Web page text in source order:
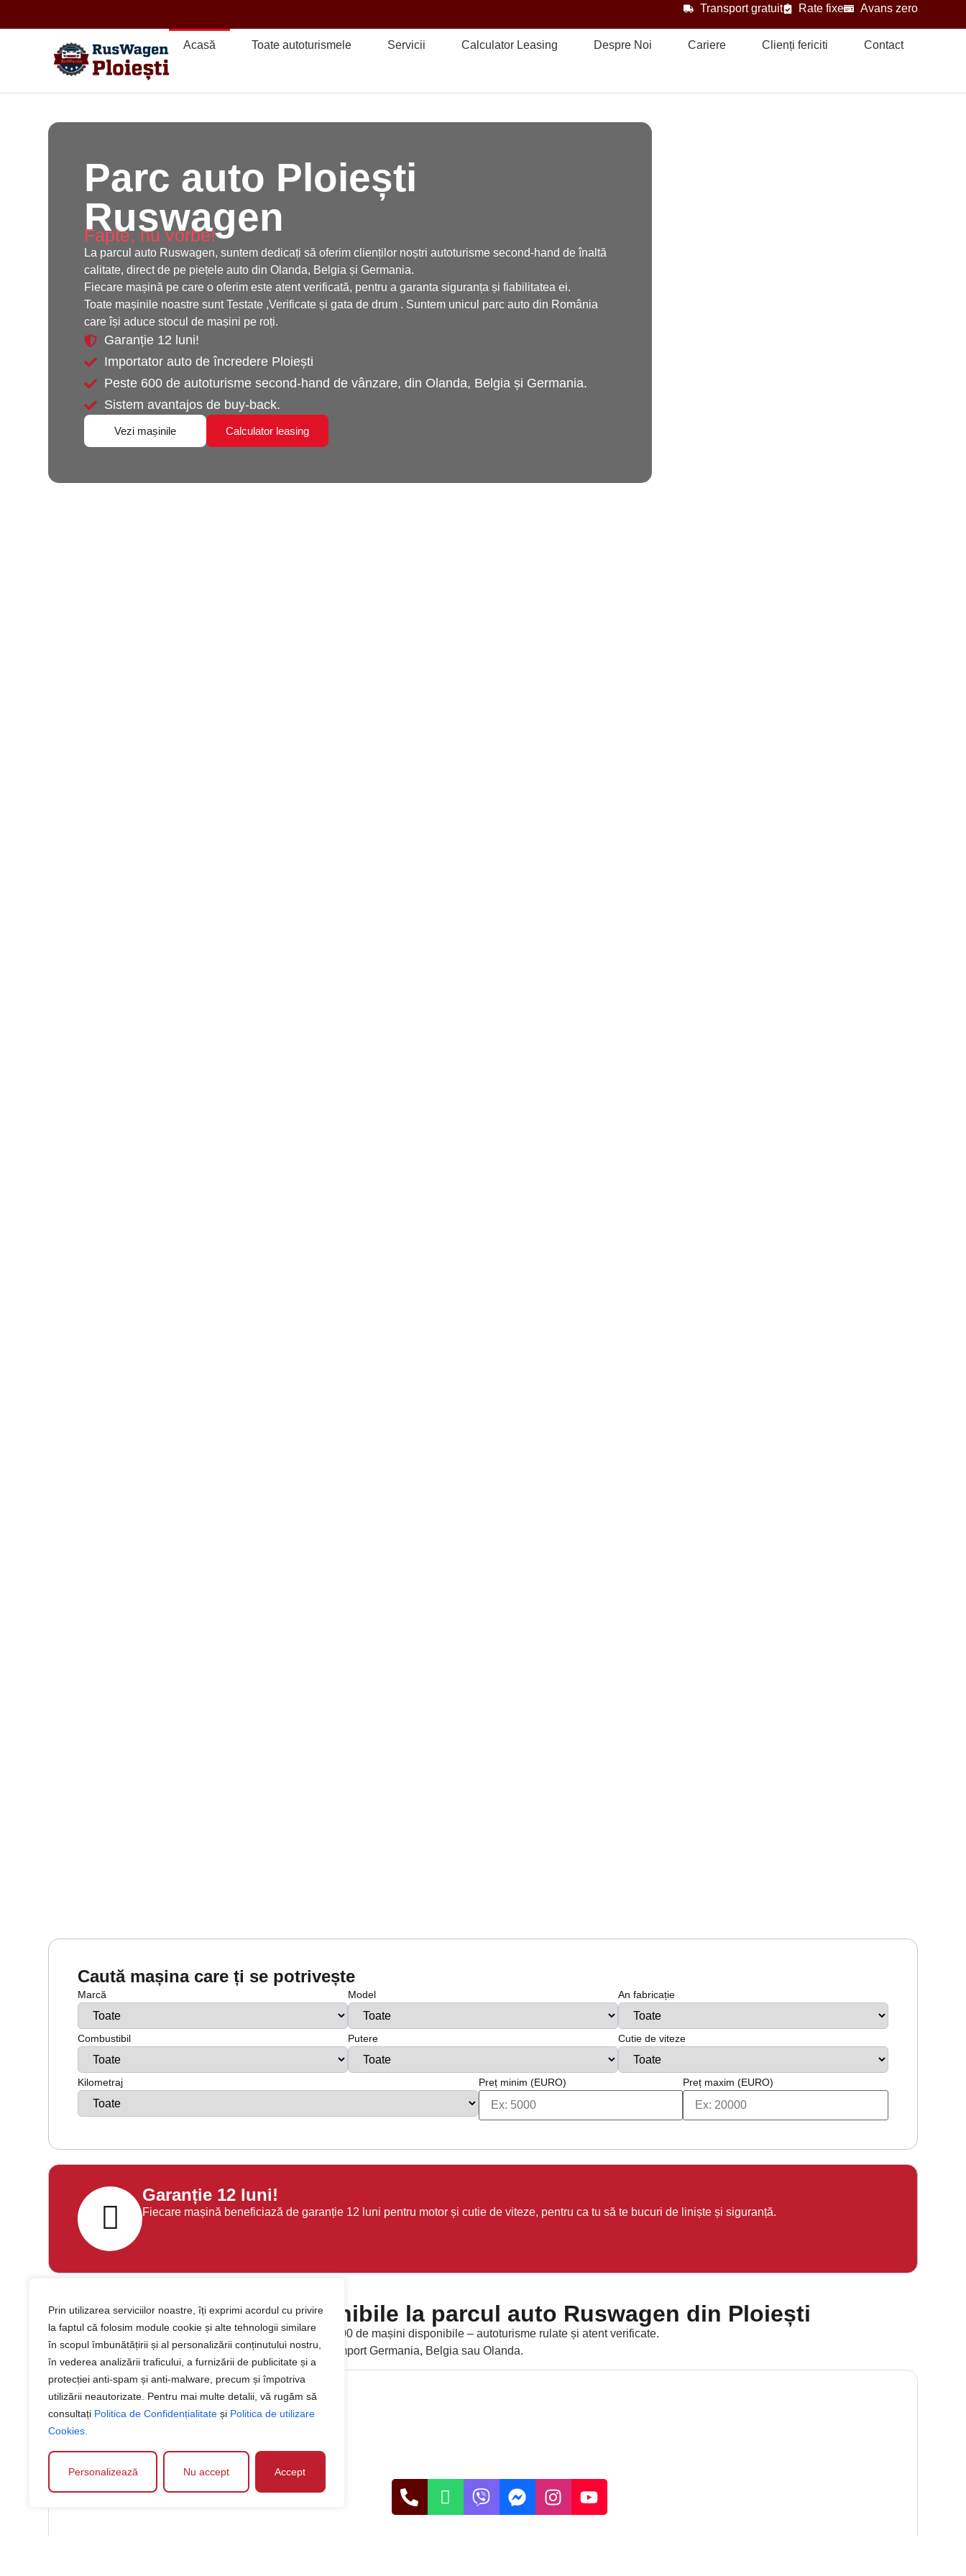
Prin utilizarea serviciilor noastre, îți exprimi acordul cu privire
la faptul că folosim module cookie și alte tehnologii similare
în scopul îmbunătățirii și al personalizării conținutului nostru,
în vederea analizării traficului, a furnizării de publicitate și a
protecției anti-spam și anti-malware, precum și împotriva
utilizării neautorizate. Pentru mai multe detalii, vă rugăm să
consultați Politica de Confidențialitate și Politica de utilizare
Cookies.
Personalizează Nu accept Accept
Transport gratuit Rate fixe Avans zero
Acasă Toate autoturismele Servicii Calculator Leasing Despre Noi Cariere Clienți fericiti Contact
Parc auto Ploiești
Ruswagen
Fapte, nu vorbe!
La parcul auto Ruswagen, suntem dedicați să oferim clienților noștri autoturisme second-hand de înaltă
calitate, direct de pe piețele auto din Olanda, Belgia și Germania.
Fiecare mașină pe care o oferim este atent verificată, pentru a garanta siguranța și fiabilitatea ei.
Toate mașinile noastre sunt Testate ,Verificate și gata de drum . Suntem unicul parc auto din România
care își aduce stocul de mașini pe roți.
Garanție 12 luni!
Importator auto de încredere Ploiești
Peste 600 de autoturisme second-hand de vânzare, din Olanda, Belgia și Germania.
Sistem avantajos de buy-back.
Vezi mașinile Calculator leasing
Caută mașina care ți se potrivește
Marcă Model An fabricație
Combustibil Putere Cutie de viteze
Kilometraj Preț minim (EURO) Preț maxim (EURO)
Garanție 12 luni!
Fiecare mașină beneficiază de garanție 12 luni pentru motor și cutie de viteze, pentru ca tu să te bucuri de liniște și siguranță.
Peste 600 de mașini disponibile la parcul auto Ruswagen din Ploiești
Descoperă parcul auto Ruswagen din Ploiești, cu peste 600 de mașini disponibile – autoturisme rulate și atent verificate.
Alege dintr-o gamă variată de mașini second hand, auto import Germania, Belgia sau Olanda.